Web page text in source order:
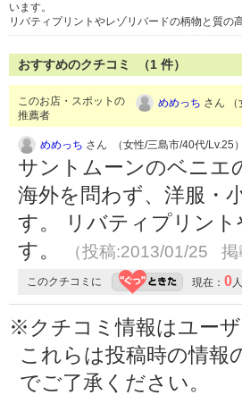
います。
リバティプリントやレゾリバードの柄物と質
おすすめのクチコミ （1 件）
このお店・スポットの
推薦者
めめっち さん （
めめっち さん （女性/三島市/40代/Lv.25）
サントムーンのベニエ
海外を問わず、洋服・
す。 リバティプリン
す。
（投稿:2013/01/25 掲
このクチコミに 現在： 0人
※クチコミ情報はユー
これらは投稿時の情報
でご了承ください。